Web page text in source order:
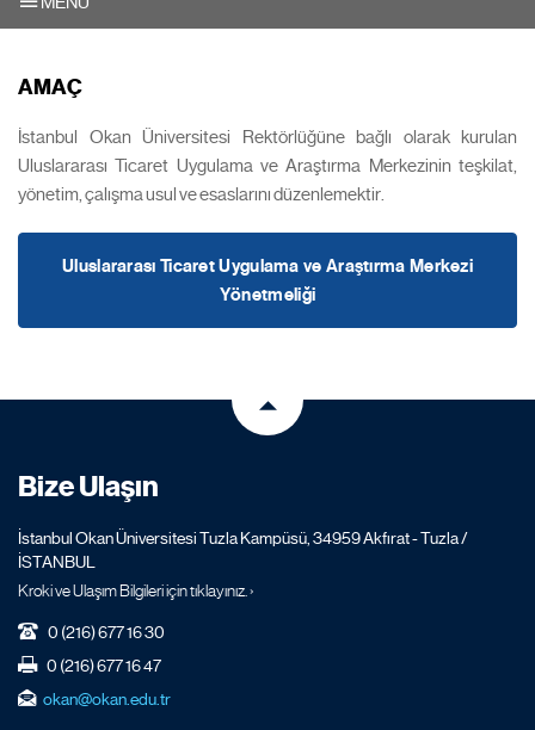
AMAÇ
İstanbul Okan Üniversitesi Rektörlüğüne bağlı olarak kurulan
Uluslararası Ticaret Uygulama ve Araştırma Merkezinin teşkilat,
yönetim, çalışma usul ve esaslarını düzenlemektir.
Uluslararası Ticaret Uygulama ve Araştırma Merkezi
Yönetmeliği
Bize Ulaşın
İstanbul Okan Üniversitesi Tuzla Kampüsü, 34959 Akfırat - Tuzla /
İSTANBUL
Kroki ve Ulaşım Bilgileri için tıklayınız. ›
0 (216) 677 16 30
0 (216) 677 16 47
okan@okan.edu.tr